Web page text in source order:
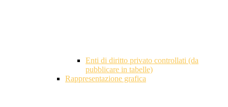
Enti di diritto privato controllati (da
pubblicare in tabelle)
Rappresentazione grafica